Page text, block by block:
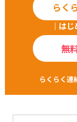
らく
｜は
無
らくらく連